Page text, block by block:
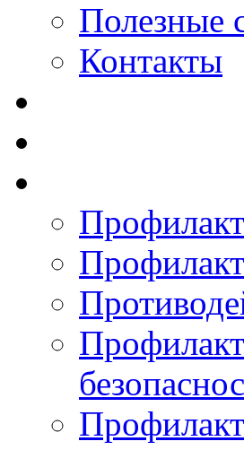
Полезные
Контакты